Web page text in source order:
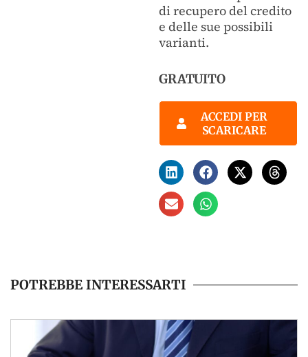
di recupero del credito
e delle sue possibili
varianti.
GRATUITO
ACCEDI PER
SCARICARE
POTREBBE INTERESSARTI